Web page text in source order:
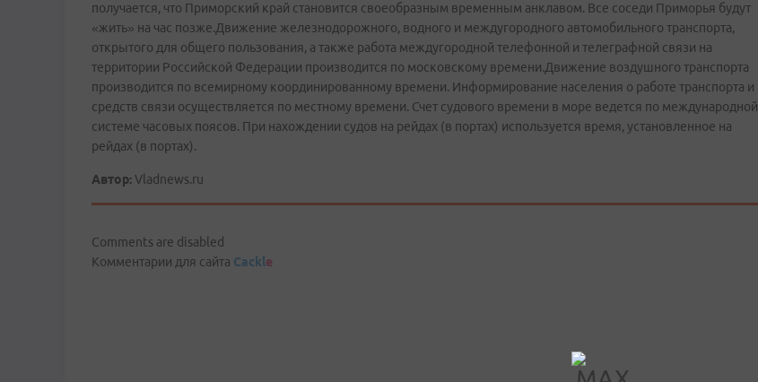
получается, что Приморский край становится своеобразным временным анклавом. Все соседи Приморья будут
«жить» на час позже.Движение железнодорожного, водного и междугородного автомобильного транспорта,
открытого для общего пользования, а также работа междугородной телефонной и телеграфной связи на
территории Российской Федерации производится по московскому времени.Движение воздушного транспорта
производится по всемирному координированному времени. Информирование населения о работе транспорта и
средств связи осуществляется по местному времени. Счет судового времени в море ведется по международной
системе часовых поясов. При нахождении судов на рейдах (в портах) используется время, установленное на
рейдах (в портах).
Автор:Vladnews.ru
Comments are disabled
Комментарии для сайта Cackle